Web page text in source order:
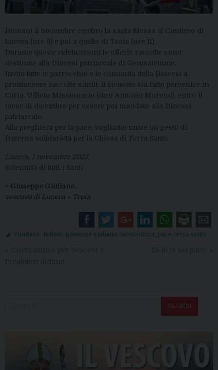
Domani 2 novembre celebro la santa Messa al Cimitero di
Lucera (ore 9) e poi a quello di Troia (ore 11).
Durante queste celebrazioni le offerte raccolte sono
destinate alla Diocesi patriarcale di Gerusalemme.
Invito tutte le parrocchie e le comunità della Diocesi a
promuovere raccolte simili: il ricavato sia fatto pervenire in
Curia, Ufficio Missionario (don Antonio Moreno), entro il
mese di dicembre per essere poi mandato alla Diocesi
patriarcale.
Alla preghiera per la pace, vogliamo unire un gesto di
fraterna solidarietà per la Chiesa di Terra Santa.
Lucera, 1 novembre 2023,
Solennità di tutti i Santi
+ Giuseppe Giuliano,
vescovo di Lucera – Troia
cimitero defunti giuseppe giuliano lucera-troia pace terra santa
SEARCH